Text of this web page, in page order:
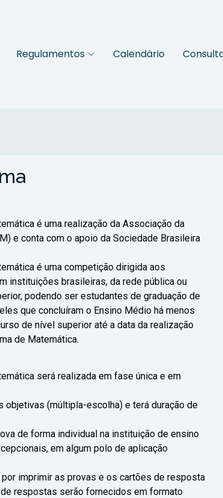
Regulamentos Calendário
é uma realização da Associação da
e conta com o apoio da Sociedade Brasileira
é uma competição dirigida aos
instituições brasileiras, da rede pública ou
podendo ser estudantes de graduação de
que concluíram o Ensino Médio há menos
de nível superior até a data da realização
de Matemática.
será realizada em fase única e em
(múltipla-escolha) e terá duração de
de forma individual na instituição de ensino
em algum polo de aplicação
imprimir as provas e os cartões de resposta
respostas serão fornecidos em formato